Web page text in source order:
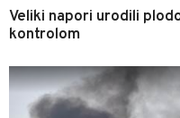
Veliki napori urodili
kontrolom